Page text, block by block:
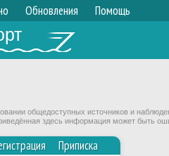
Обновления Помощь
общедоступных источников и
здесь информация может быть
Приписка